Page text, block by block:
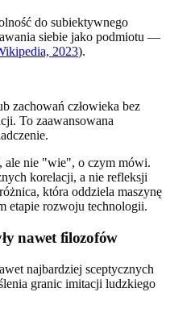
do subiektywnego
siebie jako podmiotu —
2023).
zachowań człowieka bez
To zaawansowana
ale nie "wie", o czym mówi.
korelacji, a nie refleksji
która oddziela maszynę
etapie rozwoju technologii.
nawet filozofów
najbardziej sceptycznych
granic imitacji ludzkiego